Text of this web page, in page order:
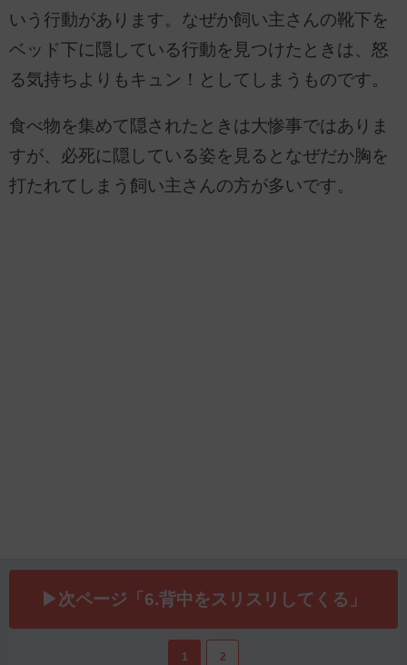
いう行動があります。なぜか飼い主さんの靴下を
ベッド下に隠している行動を見つけたときは、怒
る気持ちよりもキュン！としてしまうものです。
食べ物を集めて隠されたときは大惨事ではありま
すが、必死に隠している姿を見るとなぜだか胸を
打たれてしまう飼い主さんの方が多いです。
▶次ページ「6.背中をスリスリしてくる」
1 2